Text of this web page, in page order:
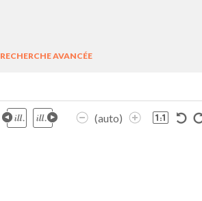
RECHERCHE AVANCÉE
(auto)